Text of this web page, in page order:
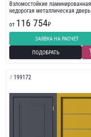
Взломостойкие ламинированная
недорогая металлическая дверь
от 116 754₽
ЗАЯВКА НА РАСЧЕТ
ПОДОБРАТЬ
199172